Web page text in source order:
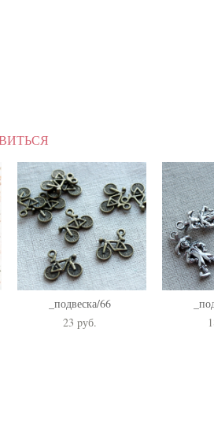
_подвеска/66
23 pуб.